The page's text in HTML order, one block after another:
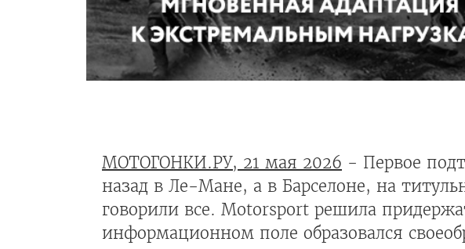
МОТОГОНКИ.РУ, 21 мая 2026 - Первое
назад в Ле-Мане, а в Барселоне, на
говорили все. Motorsport решила
информационном поле образовался